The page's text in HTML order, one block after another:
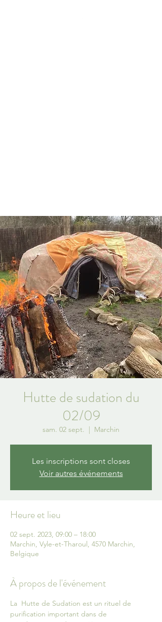
Hutte de sudation du
02/09
sam. 02 sept.
  |
Marchin
Les inscriptions sont closes
Voir autres événements
Heure et lieu
02 sept. 2023, 09:00 – 18:00
Marchin, Vyle-et-Tharoul, 4570 Marchin,
Belgique
À propos de l'événement
La  Hutte de Sudation est un rituel de
purification important dans de